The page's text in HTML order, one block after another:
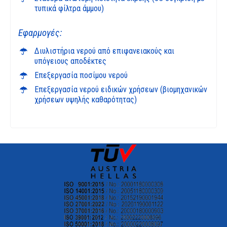
τυπικά φίλτρα άμμου)
Εφαρμογές:
Διυλιστήρια νερού από επιφανειακούς και
υπόγειους αποδέκτες
Επεξεργασία ποσίμου νερού
Επεξεργασία νερού ειδικών χρήσεων (βιομηχανικών
χρήσεων υψηλής καθαρότητας)